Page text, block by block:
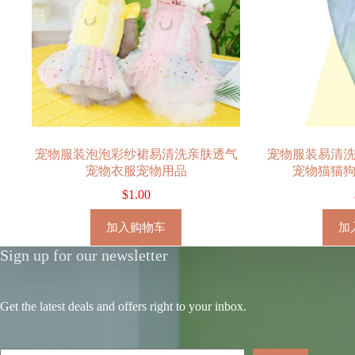
宠物服装泡泡彩纱裙易清洗亲肤透气
宠物衣服宠物用品
$1.00
加入购物车
宠物服装易清
宠物猫猫
加
Sign up for our newsletter
Get the latest deals and offers right to your inbox.